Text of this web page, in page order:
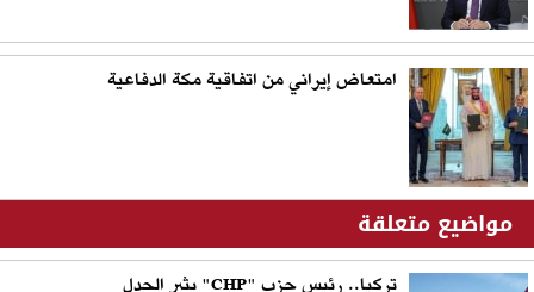
امتعاض إيراني من اتفاقية مكة الدفاعية
مواضيع متعلقة